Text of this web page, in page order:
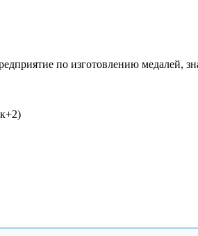
по изготовлению медалей,